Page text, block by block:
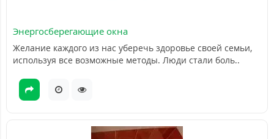
Энергосберегающие окна
Желание каждого из нас уберечь здоровье своей семьи,
используя все возможные методы. Люди стали боль..